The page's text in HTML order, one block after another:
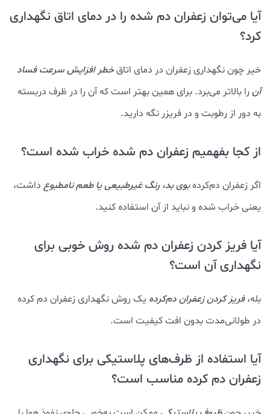
آیا می‌توان زعفران دم شده را در دمای اتاق نگهداری
کرد؟
خیر چون نگهداری زعفران در دمای اتاقخطر افزایش سرعت فساد
آن را بالاتر می‌برد. برای همین بهتر است که آن را در ظرف دربسته
به دور از رطوبت و در فریزر نگه دارید.
از کجا بفهمیم زعفران دم شده خراب شده است؟
اگر زعفران دم‌کردهبوی بد، رنگ غیرطبیعی یا طعم نامطبوع داشت،
یعنی خراب شده و نباید از آن استفاده کنید.
آیا فریز کردن زعفران دم شده روش خوبی برای
نگهداری آن است؟
بله،فریز کردن زعفران دم‌کرده یک روش نگهداری زعفران دم کرده
در طولانی‌مدت بدون افت کیفیت است.
آیا استفاده از ظرف‌های پلاستیکی برای نگهداری
زعفران دم کرده مناسب است؟